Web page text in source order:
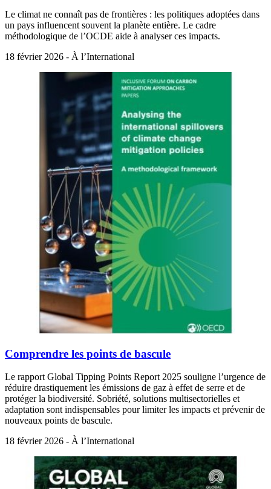
Le climat ne connaît pas de frontières : les politiques adoptées dans
un pays influencent souvent la planète entière. Le cadre
méthodologique de l’OCDE aide à analyser ces impacts.
18 février 2026 - À l’International
Comprendre les points de bascule
Le rapport Global Tipping Points Report 2025 souligne l’urgence de
réduire drastiquement les émissions de gaz à effet de serre et de
protéger la biodiversité. Sobriété, solutions multisectorielles et
adaptation sont indispensables pour limiter les impacts et prévenir de
nouveaux points de bascule.
18 février 2026 - À l’International